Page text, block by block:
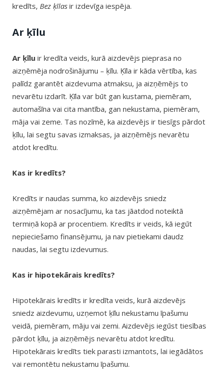
kredīts, Bez ķīlas ir izdevīga iespēja.
Ar ķīlu
Ar ķīlu ir kredīta veids, kurā aizdevējs pieprasa no
aizņēmēja nodrošinājumu – ķīlu. Ķīla ir kāda vērtība, kas
palīdz garantēt aizdevuma atmaksu, ja aizņēmējs to
nevarētu izdarīt. Ķīla var būt gan kustama, piemēram,
automašīna vai cita mantība, gan nekustama, piemēram,
māja vai zeme. Tas nozīmē, ka aizdevējs ir tiesīgs pārdot
ķīlu, lai segtu savas izmaksas, ja aizņēmējs nevarētu
atdot kredītu.
Kas ir kredīts?
Kredīts ir naudas summa, ko aizdevējs sniedz
aizņēmējam ar nosacījumu, ka tas jāatdod noteiktā
termiņā kopā ar procentiem. Kredīts ir veids, kā iegūt
nepieciešamo finansējumu, ja nav pietiekami daudz
naudas, lai segtu izdevumus.
Kas ir hipotekārais kredīts?
Hipotekārais kredīts ir kredīta veids, kurā aizdevējs
sniedz aizdevumu, uzņemot ķīlu nekustamu īpašumu
veidā, piemēram, māju vai zemi. Aizdevējs iegūst tiesības
pārdot ķīlu, ja aizņēmējs nevarētu atdot kredītu.
Hipotekārais kredīts tiek parasti izmantots, lai iegādātos
vai remontētu nekustamu īpašumu.